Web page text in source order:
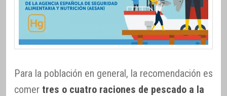
Para la población en general, la recomendación es
comer tres o cuatro raciones de pescado a la